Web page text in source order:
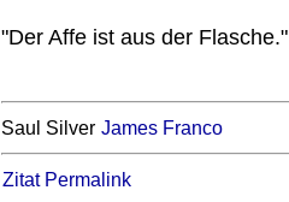
"Der Affe ist aus der Flasche."
Saul Silver James Franco
Zitat Permalink